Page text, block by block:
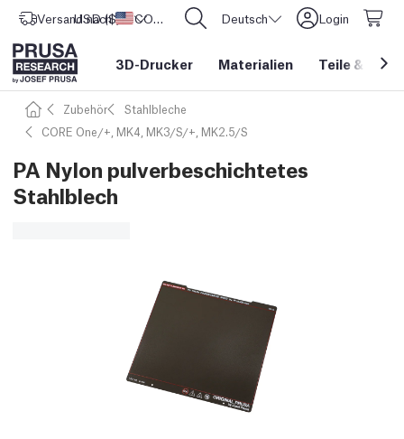
Versand nach Vereinigte Staaten
USD ($) CORE One L: Jetzt auf Lager! Deutsch Login
3D-Drucker Materialien Teile &
Zubehör
Stahlbleche
CORE One/+, MK4, MK3/S/+, MK2.5/S
PA Nylon pulverbeschichtetes
Stahlblech